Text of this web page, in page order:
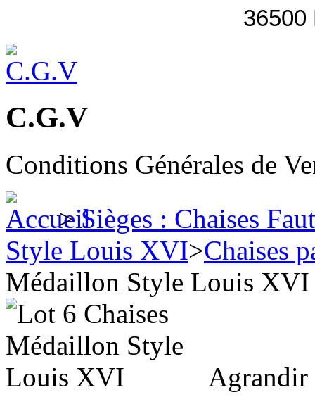
36500
C.G.V
Conditions Générales de
> Sièges : Chaises
Style Louis XVI>Chaises
Médaillon Style Louis XVI
Agrandir